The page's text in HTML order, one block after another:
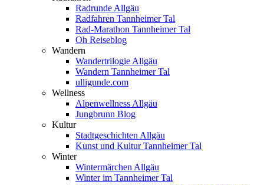
Radrunde Allgäu
Radfahren Tannheimer Tal
Rad-Marathon Tannheimer Tal
Oh Reiseblog
Wandern
Wandertrilogie Allgäu
Wandern Tannheimer Tal
ulligunde.com
Wellness
Alpenwellness Allgäu
Jungbrunn Blog
Kultur
Stadtgeschichten Allgäu
Kunst und Kultur Tannheimer Tal
Winter
Wintermärchen Allgäu
Winter im Tannheimer Tal